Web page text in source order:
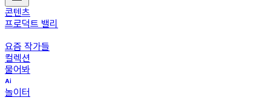
콘텐츠
프로덕트 밸리
요즘 작가들
컬렉션
물어봐
놀이터